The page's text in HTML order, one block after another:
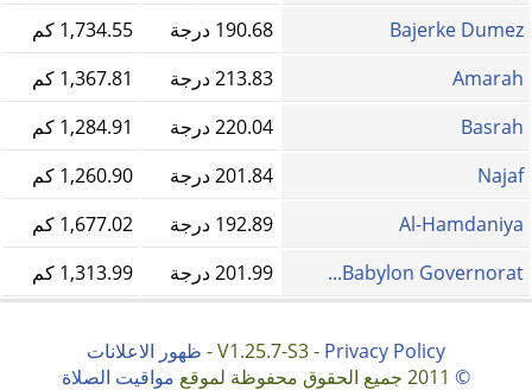
Bajerke Dumez
190.68 درجة
1,734.55 كم
Amarah
213.83 درجة
1,367.81 كم
Basrah
220.04 درجة
1,284.91 كم
Najaf
201.84 درجة
1,260.90 كم
Al-Hamdaniya
192.89 درجة
1,677.02 كم
Babylon Governorat...
201.99 درجة 1,313.99 كم
V1.25.7-S3 - Privacy Policy
- ظهور الاعلانات
©
مواقيت الصلاة